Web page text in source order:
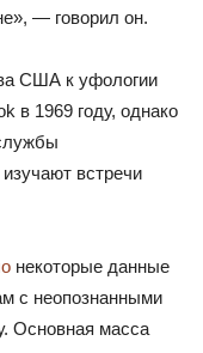
— говорил он.
США к уфологии
в 1969 году, однако
встречи
некоторые данные
с неопознанными
Основная масса